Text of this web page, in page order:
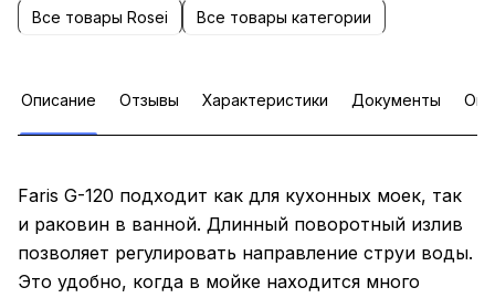
Все товары Rosei Все товары категории
Описание Отзывы Характеристики Документы
Faris G-120 подходит как для кухонных моек, так
и раковин в ванной. Длинный поворотный излив
позволяет регулировать направление струи воды.
Это удобно, когда в мойке находится много